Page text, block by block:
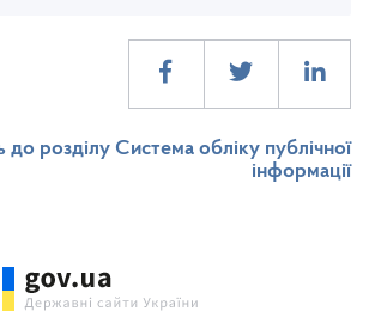
до розділу Система обліку публічної
інформації